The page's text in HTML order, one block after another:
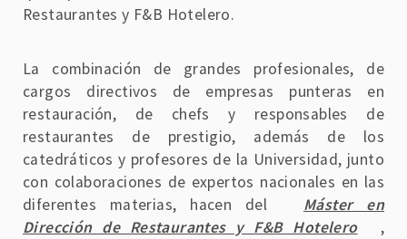
Restaurantes y F&B Hotelero.
La combinación de grandes profesionales, de
cargos directivos de empresas punteras en
restauración, de chefs y responsables de
restaurantes de prestigio, además de los
catedráticos y profesores de la Universidad, junto
con colaboraciones de expertos nacionales en las
diferentes materias, hacen del
Máster en
Dirección de Restaurantes y F&B Hotelero
,